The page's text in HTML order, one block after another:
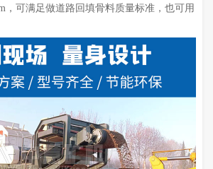
，可满足做道路回填骨料质量标准，也可用